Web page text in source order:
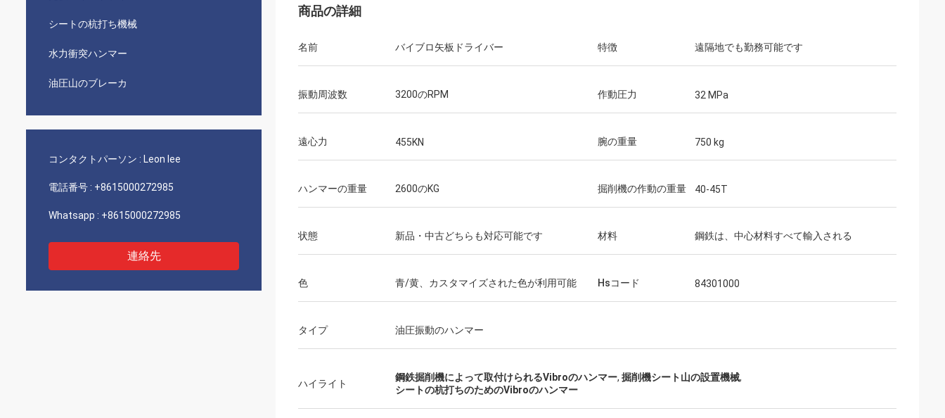
シートの杭打ち機械
水力衝突ハンマー
油圧山のブレーカ
コンタクトパーソン : Leon lee
電話番号 : +8615000272985
Whatsapp : +8615000272985
連絡先
商品の詳細
名前 バイブロ矢板ドライバー 特徴 遠隔地でも勤務可能です
振動周波数 3200のRPM 作動圧力 32 MPa
遠心力 455KN 腕の重量 750 kg
ハンマーの重量 2600のKG 掘削機の作動の重量 40-45T
状態 新品・中古どちらも対応可能です 材料 鋼鉄は、中心材料すべて輸入される
色 青/黄、カスタマイズされた色が利用可能 Hsコード 84301000
タイプ 油圧振動のハンマー
ハイライト
鋼鉄掘削機によって取付けられるVibroのハンマー, 掘削機シート山の設置機械,
シートの杭打ちのためのVibroのハンマー